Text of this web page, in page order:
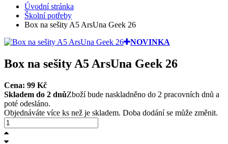
Úvodní stránka
Školní potřeby
Box na sešity A5 ArsUna Geek 26
NOVINKA
Box na sešity A5 ArsUna Geek 26
Cena: 99 Kč
Skladem do 2 dnůZboží bude naskladněno do 2 pracovních dnů a
poté odesláno.
Objednáváte více ks než je skladem. Doba dodání se může změnit.